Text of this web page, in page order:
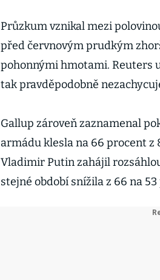
Průzkum vznikal mezi
před červnovým prudkým
pohonnými hmotami. Reuters
tak pravděpodobně
Gallup zároveň zaznamenal
armádu klesla na 66 procent
Vladimir Putin zahájil
stejné období snížila z 66 na